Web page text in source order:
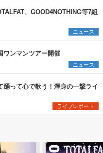
、GOOD4NOTHING等7組
ニュース
ワンマンツアー開催
ニュース
踊って心で歌う！渾身の一撃ライ
ライブレポート